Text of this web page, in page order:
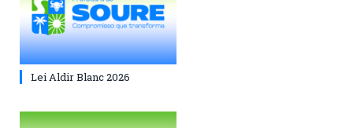
Lei Aldir Blanc 2026